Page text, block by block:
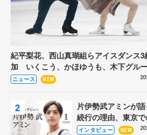
紀平梨花、西山真瑚組らアイスダンス3
加 いくこう、かほゆうも、木下グル
ニュース NEW
片伊勢武アミンが
続行の理由、東京
ての一人暮らし 注
インタビュー NEW